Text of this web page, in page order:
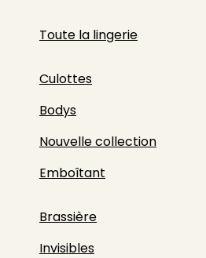
Toute la lingerie
Culottes
Bodys
Nouvelle collection
Emboîtant
Brassière
Invisibles